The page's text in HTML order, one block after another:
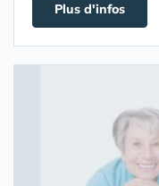
Plus d'infos